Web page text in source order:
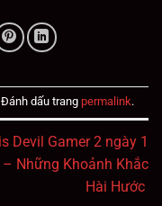
dấu trang permalink.
Devil Gamer 2 ngày 1
Những Khoảnh Khắc
Hài Hước